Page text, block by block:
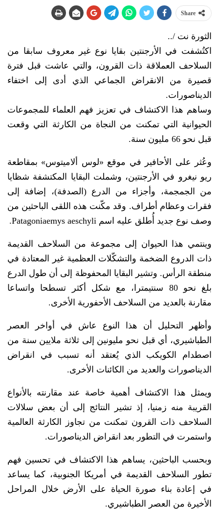
Share
الثورة نت /..
اكتُشفت في الأرجنتين بقايا نوع غير معروف سابقا من
السلاحف العملاقة ذات القرون، والتي عاشت قبل فترة
قصيرة من الانقراض الجماعي الذي أدى إلى اختفاء
الديناصورات.
وساهم هذا الاكتشاف في تعزيز فهم العلماء للمجموعات
الحيوانية التي تمكنت من النجاة من الكارثة التي وقعت
قبل نحو 66 مليون سنة.
وعُثر على الأحافير في موقع «لوس ألاميتوس» بمقاطعة
ريو نيغرو في الأرجنتين، وشملت البقايا المكتشفة شظايا
من الجمجمة، وأجزاء من الدرع (الصدفة)، إضافة إلى
فقرات وعظام أطراف. وقد مكّنت هذه اللقى الباحثين من
وصف نوع جديد أُطلق عليه اسم Patagoniaemys aeschyli.
وينتمي هذا الحيوان إلى مجموعة من السلاحف القديمة
ذات الدروع الضخمة والتشكّلات العظمية غير المعتادة في
منطقة الرأس. وتشير البقايا المحفوظة إلى أن طول الدرع
بلغ نحو 80 سنتيمترا، مع شكل أكثر تسطحا واتساعا
مقارنة بالعديد من السلاحف الأحفورية الأخرى.
وأظهر التحليل أن هذا النوع عاش في أواخر العصر
الطباشيري، أي قبل نحو مليونين إلى ثلاثة ملايين سنة من
اصطدام الكويكب الذي يُعتقد أنه تسبب في انقراض
الديناصورات والعديد من الكائنات الأخرى.
ويمثل هذا الاكتشاف أهمية خاصة عند مقارنته بالأنواع
القريبة منه زمنيا، إذ تشير النتائج إلى أن بعض سلالات
السلاحف ذات القرون تمكنت من تجاوز الكارثة العالمية
واستمرت في التطور بعد انقراض الديناصورات.
وبحسب الباحثين، يساهم هذا الاكتشاف في تحسين فهم
تطور السلاحف القديمة في أمريكا الجنوبية، كما يساعد
في إعادة بناء صورة الحياة على الأرض خلال المراحل
الأخيرة من العصر الطباشيري.